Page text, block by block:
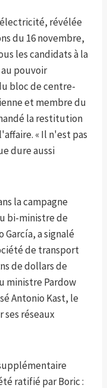
révélée
du 16 novembre,
les candidats à la
pouvoir
bloc de centre-
et membre du
la restitution
« Il n'est pas
dure aussi
la campagne
bi-ministre de
a signalé
de transport
de dollars de
ministre Pardow
Antonio Kast, le
réseaux
ratifié par Boric :